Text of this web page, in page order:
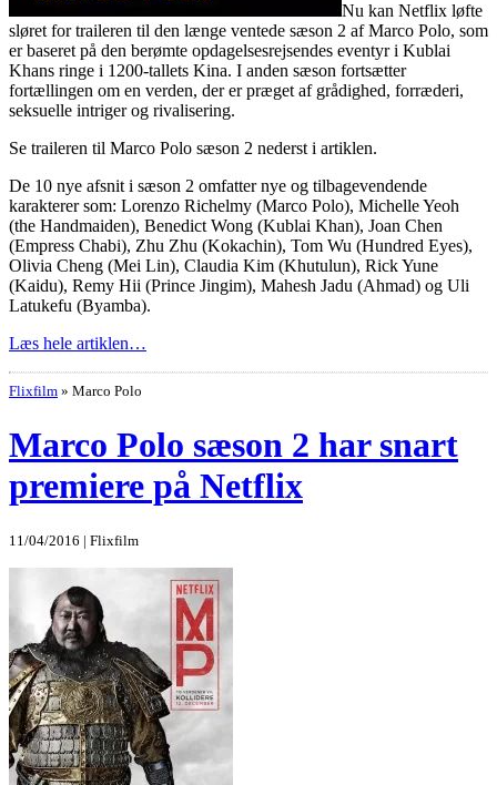
Nu kan Netflix løfte
sløret for traileren til den længe ventede sæson 2 af Marco Polo, som
er baseret på den berømte opdagelsesrejsendes eventyr i Kublai
Khans ringe i 1200-tallets Kina. I anden sæson fortsætter
fortællingen om en verden, der er præget af grådighed, forræderi,
seksuelle intriger og rivalisering.
Se traileren til Marco Polo sæson 2 nederst i artiklen.
De 10 nye afsnit i sæson 2 omfatter nye og tilbagevendende
karakterer som: Lorenzo Richelmy (Marco Polo), Michelle Yeoh
(the Handmaiden), Benedict Wong (Kublai Khan), Joan Chen
(Empress Chabi), Zhu Zhu (Kokachin), Tom Wu (Hundred Eyes),
Olivia Cheng (Mei Lin), Claudia Kim (Khutulun), Rick Yune
(Kaidu), Remy Hii (Prince Jingim), Mahesh Jadu (Ahmad) og Uli
Latukefu (Byamba).
Læs hele artiklen…
Flixfilm » Marco Polo
Marco Polo sæson 2 har snart
premiere på Netflix
11/04/2016 | Flixfilm